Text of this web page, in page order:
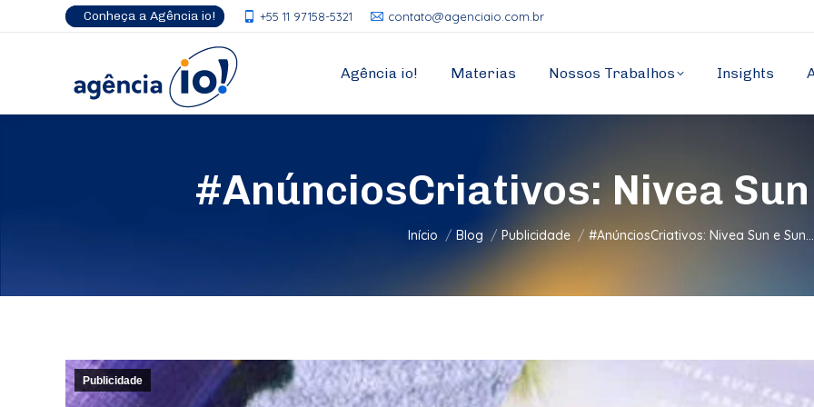
Conheça a Agência io! +55 11 97158-5321 contato@agenciaio.com.br
Agência io! Materias Nossos Trabalhos Insights
#AnúnciosCriativos: Nivea
Você está aqui:
Início Blog Publicidade #AnúnciosCriativos: Nivea Sun e Sun…
Publicidade